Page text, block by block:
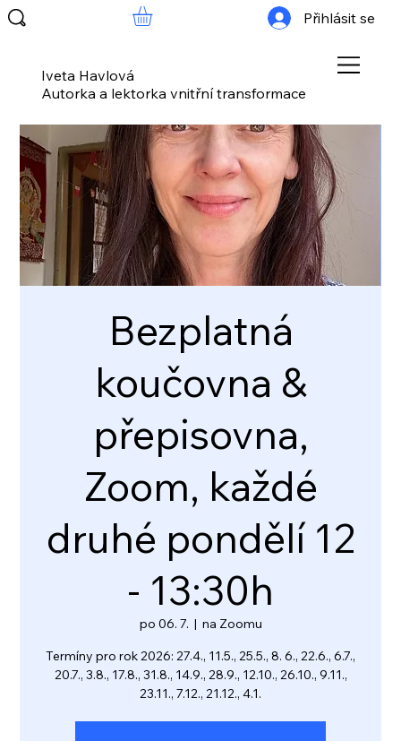
Iveta Havlová
Autorka a lektorka vnitřní transformace
Přihlásit se
Bezplatná
koučovna &
přepisovna,
Zoom, každé
druhé pondělí 12
- 13:30h
po 06. 7.
  |
na Zoomu
Termíny pro rok 2026: 27.4., 11.5., 25.5., 8. 6., 22.6., 6.7.,
20.7., 3.8., 17.8., 31.8., 14.9., 28.9., 12.10., 26.10., 9.11.,
23.11., 7.12., 21.12., 4.1.